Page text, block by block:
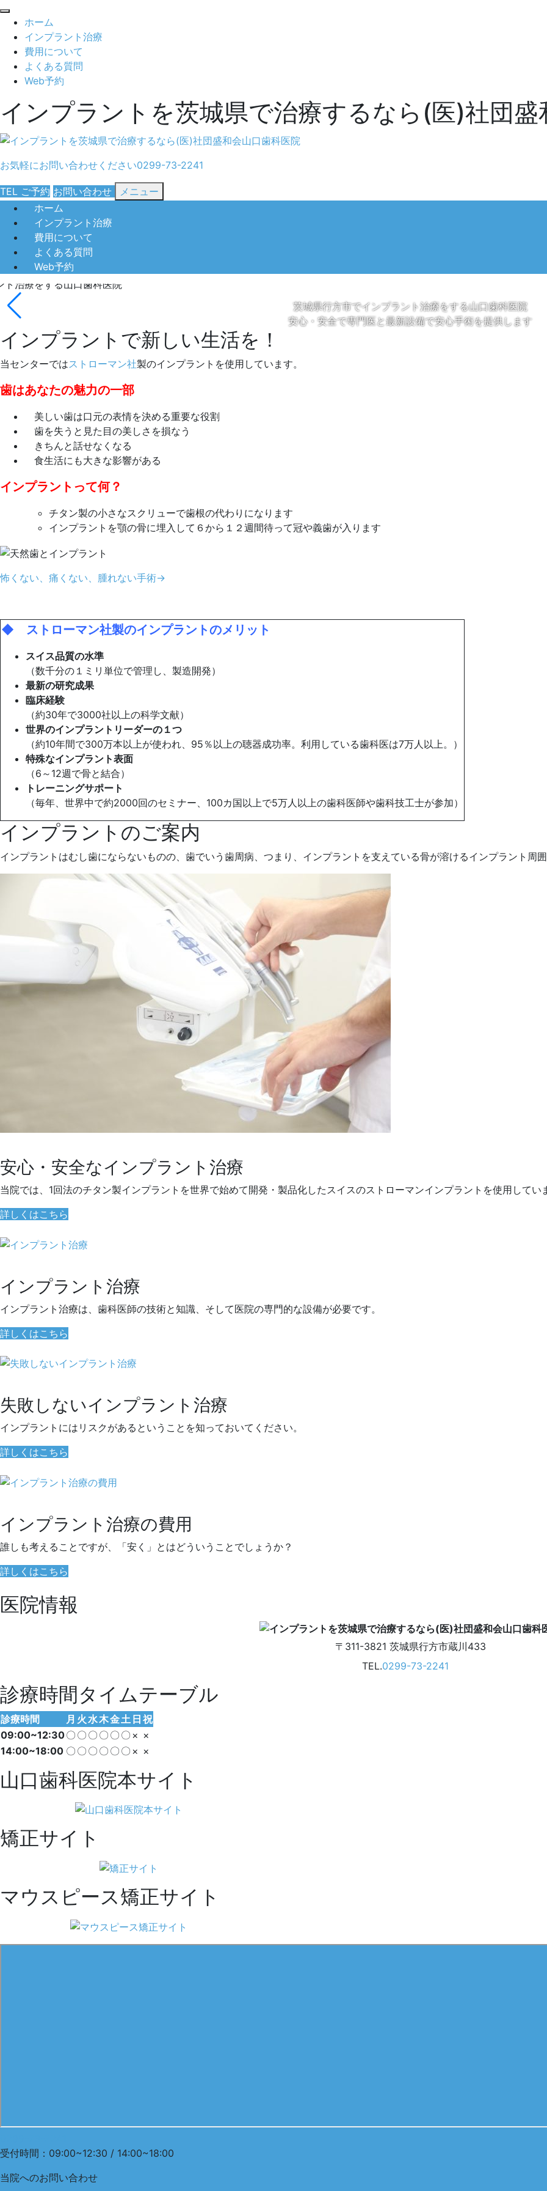
ホーム
インプラント治療
費用について
よくある質問
Web予約
インプラントを茨城県で治療するなら(医)社団盛
お気軽にお問い合わせください0299-73-2241
TEL ご予約 お問い合わせ
メニュー
ホーム
インプラント治療
費用について
よくある質問
Web予約
茨城県行方市でインプラント治療をする山口歯科医院
安心・安全で専門医と最新設備で安心手術を提供します
インプラントで新しい生活を！
当センターではストローマン社製のインプラントを使用しています。
歯はあなたの魅力の一部
美しい歯は口元の表情を決める重要な役割
歯を失うと見た目の美しさを損なう
きちんと話せなくなる
食生活にも大きな影響がある
インプラントって何？
チタン製の小さなスクリューで歯根の代わりになります
インプラントを顎の骨に埋入して６から１２週間待って冠や義歯が入ります
怖くない、痛くない、腫れない手術→
◆ ストローマン社製のインプラントのメリット
スイス品質の水準
（数千分の１ミリ単位で管理し、製造開発）
最新の研究成果
臨床経験
（約30年で3000社以上の科学文献）
世界のインプラントリーダーの１つ
（約10年間で300万本以上が使われ、95％以上の聴器成功率。利用している歯科医は7万人以上。）
特殊なインプラント表面
（6～12週で骨と結合）
トレーニングサポート
（毎年、世界中で約2000回のセミナー、100カ国以上で5万人以上の歯科医師や歯科技工士が参加）
インプラントのご案内
インプラントはむし歯にならないものの、歯でいう歯周病、つまり、インプラントを支えている骨が溶けるインプラント周
安心・安全なインプラント治療
当院では、1回法のチタン製インプラントを世界で始めて開発・製品化したスイスのストローマンインプラントを使用してい
詳しくはこちら
インプラント治療
インプラント治療は、歯科医師の技術と知識、そして医院の専門的な設備が必要です。
詳しくはこちら
失敗しないインプラント治療
インプラントにはリスクがあるということを知っておいてください。
詳しくはこちら
インプラント治療の費用
誰しも考えることですが、「安く」とはどういうことでしょうか？
詳しくはこちら
医院情報
〒311-3821 茨城県行方市蔵川433
TEL.0299-73-2241
診療時間タイムテーブル
診療時間 月 火 水木金土 日 祝
09:00~12:30〇 〇 〇 〇 〇 〇 × ×
14:00~18:00 〇 〇 〇 〇 〇 〇 × ×
山口歯科医院本サイト
矯正サイト
マウスピース矯正サイト
受付時間：09:00~12:30 / 14:00~18:00
当院へのお問い合わせ